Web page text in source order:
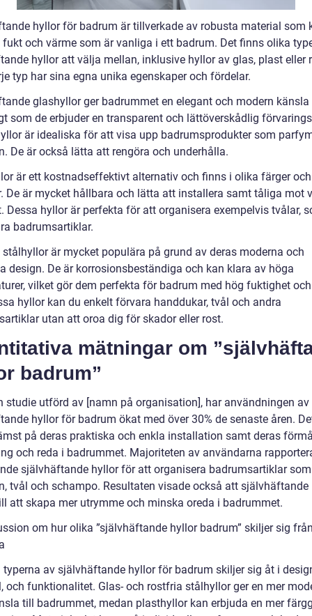
hyllor för badrum är tillverkade av robusta material som
fukt och värme som är vanliga i ett badrum. Det finns olika
hyllor att välja mellan, inklusive hyllor av glas, plast eller
typ har sina egna unika egenskaper och fördelar.
glashyllor ger badrummet en elegant och modern känsla
som de erbjuder en transparent och lättöverskådlig
är idealiska för att visa upp badrumsprodukter som
De är också lätta att rengöra och underhålla.
är ett kostnadseffektivt alternativ och finns i olika färger och
De är mycket hållbara och lätta att installera samt tåliga mot
Dessa hyllor är perfekta för att organisera exempelvis tvålar,
badrumsartiklar.
är mycket populära på grund av deras moderna och
design. De är korrosionsbeständiga och kan klara av höga
vilket gör dem perfekta för badrum med hög fuktighet
hyllor kan du enkelt förvara handdukar, tvål och andra
utan att oroa dig för skador eller rost.
mätningar om
badrum”
studie utförd av [namn på organisation], har användningen av
hyllor för badrum ökat med över 30% de senaste åren.
på deras praktiska och enkla installation samt deras
och reda i badrummet. Majoriteten av användarna
självhäftande hyllor för att organisera badrumsartiklar som
tvål och schampo. Resultaten visade också att självhäftande
att skapa mer utrymme och minska oreda i badrummet.
om hur olika ”självhäftande hyllor badrum” skiljer sig
typerna av självhäftande hyllor för badrum skiljer sig åt i
och funktionalitet. Glas- och rostfria stålhyllor ger en mer
till badrummet, medan plasthyllor kan erbjuda en mer